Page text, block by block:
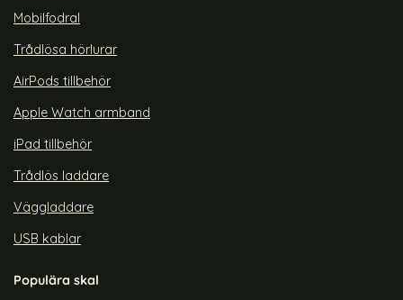
Mobilfodral
Trådlösa hörlurar
AirPods tillbehör
Apple Watch armband
iPad tillbehör
Trådlös laddare
Väggladdare
USB kablar
Populära skal